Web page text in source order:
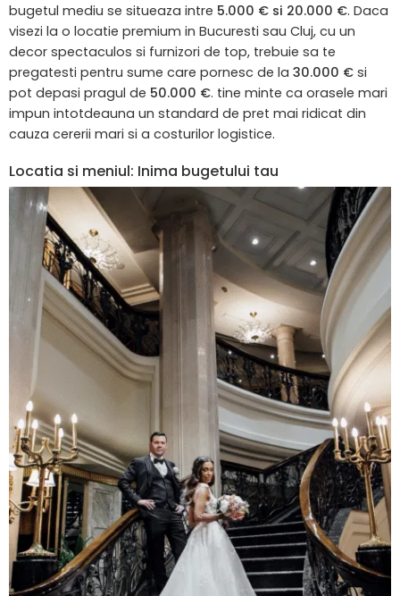
bugetul mediu se situeaza intre 5.000 € si 20.000 €. Daca
visezi la o locatie premium in Bucuresti sau Cluj, cu un
decor spectaculos si furnizori de top, trebuie sa te
pregatesti pentru sume care pornesc de la 30.000 € si
pot depasi pragul de 50.000 €. tine minte ca orasele mari
impun intotdeauna un standard de pret mai ridicat din
cauza cererii mari si a costurilor logistice.
Locatia si meniul: Inima bugetului tau